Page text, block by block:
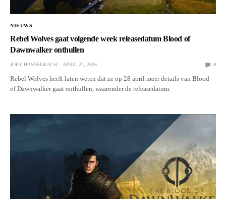
NIEUWS
Rebel Wolves gaat volgende week releasedatum Blood of
Dawnwalker onthullen
JOEY HASSELBACH APRIL 22, 2026 0
Rebel Wolves heeft laten weten dat ze op 28 april meer details van Blood
of Dawnwalker gaat onthullen, waaronder de releasedatum.